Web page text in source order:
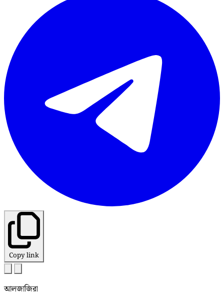
Copy link
আলজাজিরা